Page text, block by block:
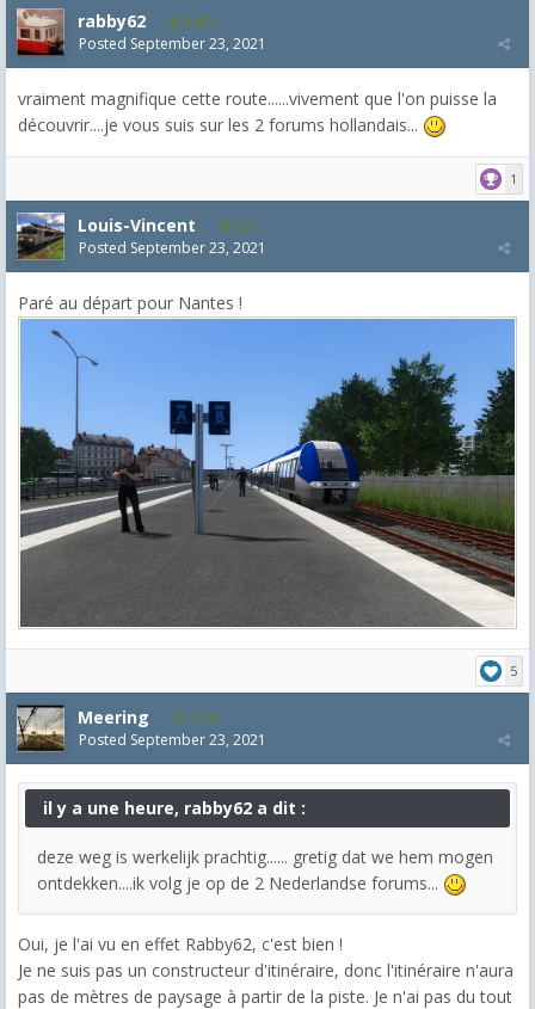
rabby62 8,454
Posted September 23, 2021
vraiment magnifique cette route......vivement que l'on puisse la
découvrir....je vous suis sur les 2 forums hollandais...
1
Louis-Vincent 238
Posted September 23, 2021
Paré au départ pour Nantes !
5
Meering 1,992
Posted September 23, 2021
il y a une heure, rabby62 a dit :
deze weg is werkelijk prachtig...... gretig dat we hem mogen
ontdekken....ik volg je op de 2 Nederlandse forums...
Oui, je l'ai vu en effet Rabby62, c'est bien !
Je ne suis pas un constructeur d'itinéraire, donc l'itinéraire n'aura
pas de mètres de paysage à partir de la piste. Je n'ai pas du tout